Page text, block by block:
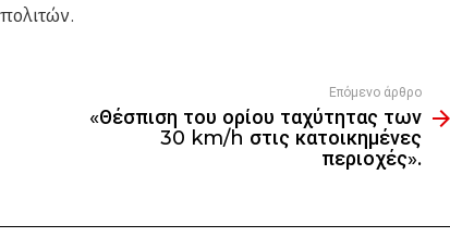
Επόμενο άρθρο
«Θέσπιση του ορίου ταχύτητας των
30 km/h στις κατοικημένες
περιοχές».